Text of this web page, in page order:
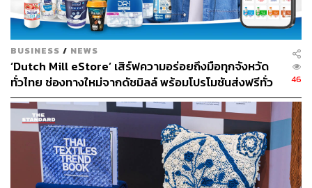
BUSINESS / NEWS
‘Dutch Mill eStore’ เสิร์ฟความอร่อยถึงมือทุกจังหวัด
ทั่วไทย ช่องทางใหม่จากดัชมิลล์ พร้อมโปรโมชันส่งฟรีทั่ว
ประเทศ ส่งไว สั่งก่อนเที่ยง ได้ของวันถัดไป ส่งสินค้าแบบ
เย็นตรงจากโรงงาน [ADVERTORIAL]
46